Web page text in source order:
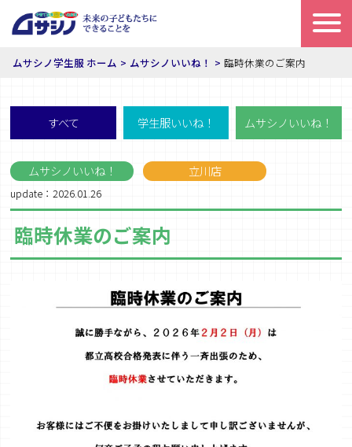
ムサシノ学生服 ホーム ムサシノいいね！ 臨時休業のご案内
すべて 学生服いいね！ ムサシノいいね！
ムサシノいいね！ 立川店
update：2026.01.26
臨時休業のご案内